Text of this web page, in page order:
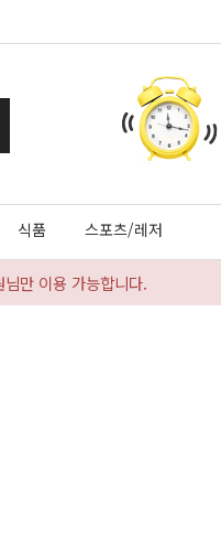
식품 스포츠/레저
님만 이용 가능합니다.